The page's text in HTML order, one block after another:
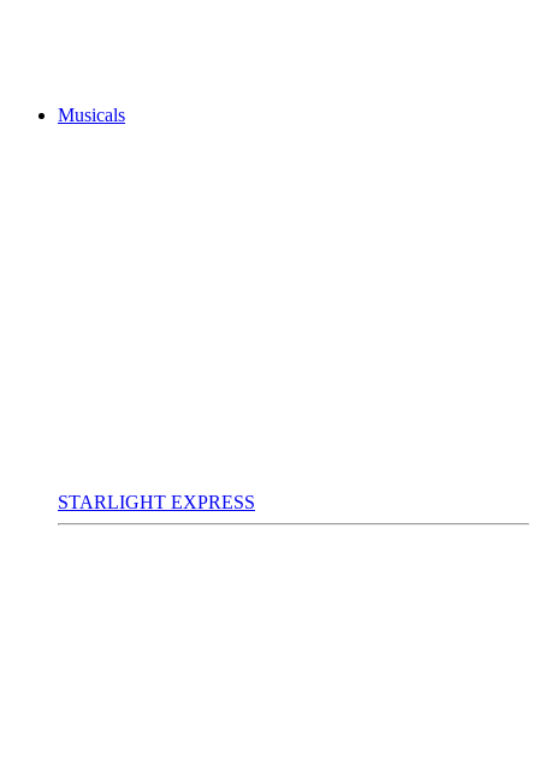
Musicals
STARLIGHT EXPRESS